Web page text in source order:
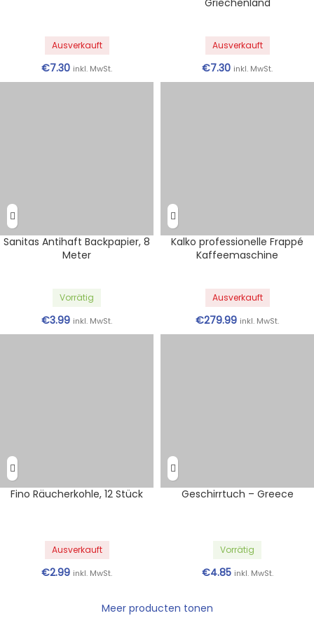
Ausverkauft
€7.30 inkl. MwSt.
Griechenland
Ausverkauft
€7.30 inkl. MwSt.
Sanitas Antihaft Backpapier, 8
Meter
Vorrätig
€3.99 inkl. MwSt.
Kalko professionelle Frappé
Kaffeemaschine
Ausverkauft
€279.99 inkl. MwSt.
Fino Räucherkohle, 12 Stück
Ausverkauft
€2.99 inkl. MwSt.
Geschirrtuch – Greece
Vorrätig
€4.85 inkl. MwSt.
Meer producten tonen